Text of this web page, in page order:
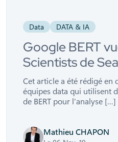
Data DATA & IA
Google BERT
Scientists de
Cet article a été rédigé en
équipes data qui utilisent
de BERT pour l’analyse […]
Mathieu CHAPON